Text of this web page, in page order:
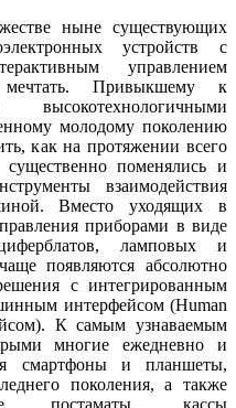
ныне существующих
устройств с
управлением
Привыкшему к
молодому поколению
как на протяжении всего
поменялись и
взаимодействия
Вместо уходящих в
приборами в виде
ламповых и
появляются абсолютно
с интегрированным
интерфейсом (Human
К самым узнаваемым
многие ежедневно и
смартфоны и планшеты,
поколения, а также
постаматы, кассы